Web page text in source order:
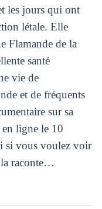
les jours qui ont
létale. Elle
Flamande de la
santé
vie de
et de fréquents
sur sa
en ligne le 10
si vous voulez voir
raconte…